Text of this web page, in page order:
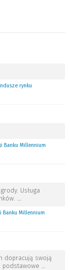
rynku
Banku Millennium
Usługa
…
Banku Millennium
dopracują swoją
podstawowe …